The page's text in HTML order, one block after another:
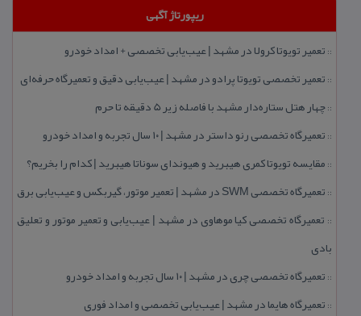
ریپورتاژ آگهی
:: تعمیر تویوتا كرولا در مشهد | عیب‌یابی تخصصی + امداد خودرو
:: تعمیر تخصصی تویوتا پرادو در مشهد | عیب‌یابی دقیق و تعمیرگاه حرفه‌ای
::چهار هتل‌ ستاره‌دار مشهد با فاصله زیر 5 دقیقه تا حرم
:: تعمیرگاه تخصصی رنو داستر در مشهد | ۱۰ سال تجربه و امداد خودرو
:: مقایسه تویوتا كمری هیبرید و هیوندای سوناتا هیبرید | كدام را بخریم؟
:: تعمیرگاه تخصصی SWM در مشهد | تعمیر موتور، گیربكس و عیب‌یابی برق
:: تعمیرگاه تخصصی كیا موهاوی در مشهد | عیب‌یابی و تعمیر موتور و تعلیق
بادی
:: تعمیرگاه تخصصی چری در مشهد | ۱۰ سال تجربه و امداد خودرو
:: تعمیرگاه هایما در مشهد | عیب‌یابی تخصصی و امداد فوری